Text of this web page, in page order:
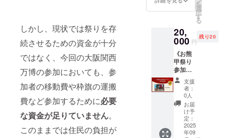
しかし、現状では祭りを存
続させるための資金が十分
ではなく、今回の大阪関西
万博の参加においても、参
加者の移動費や枠旗の運搬
費など参加するために必要
な資金が足りていません。
このままでは住民の負担が
類 ＜作
業例＞
穫、収
穫後の
出荷調
整、6次
産品化
（漬物
作り・
味噌作
りな
ど）
さい。
確保し
ます。
お米
で、令
和6年分
は常連
さんの
予約で
いっぱ
いに
なって
しまい
まし
た。令
和7年分
は特別
る農事
組合法
うちが
生産し
た、令
和７年
産石川
県産コ
シヒカ
リをお
送りい
たしま
す。詳
細は商
品に貼
られる
【内容
量】3㎏
【賞味
期限】
精米日
より２
カ月程
度 【保
存方
法】直
射日光
を避
け、涼
しい場
所で保
存下さ
を
選
択
す
る
20,
000 円
残り20
《お熊
甲祭り
参加プ
ラン
（担ぎ
体験）
２０
名》祭
の担ぎ
手とし
て実際
支援
者：
0人
お届
け予
定：
2025
年09